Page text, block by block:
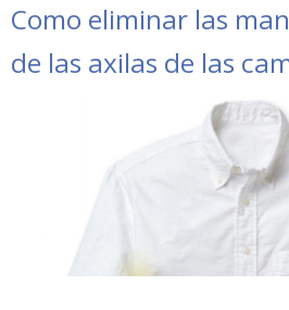
Como eliminar las
de las axilas de las